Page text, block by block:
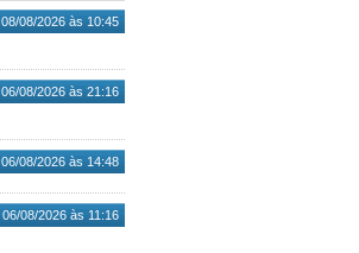
08/08/2026 às 10:45
06/08/2026 às 21:16
06/08/2026 às 14:48
06/08/2026 às 11:16